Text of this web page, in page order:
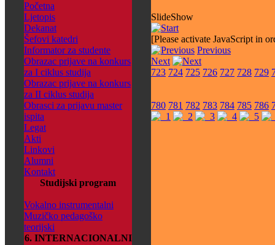
Početna
Ljetopis
Dekanat
Šefovi katedri
Informator za studente
Obrazac prijave na konkurs
za I ciklus studija
Obrazac prijave na konkurs
za II ciklus studija
Obrasci za prijavu master
ispita
Legat
Akti
Linkovi
Alumni
Kontakt
Studijski program
Vokalno instrumentalni
Muzičko pedagoško
teorijski
6. INTERNACIONALNI
SlideShow
[Please activate JavaScript in
Previous
Next
723 724 725 726 727 728 729
780 781 782 783 784 785 786